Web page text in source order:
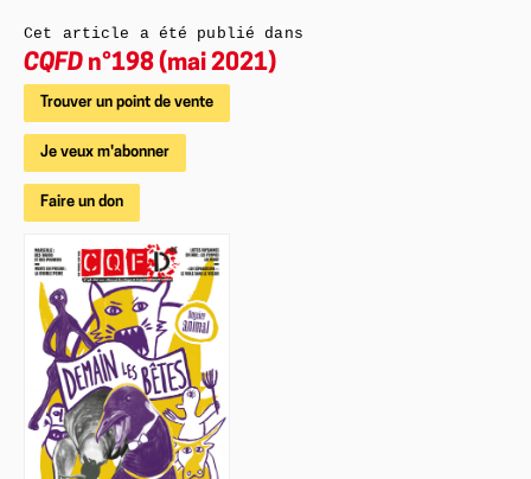
Cet article a été publié dans
CQFD n°198 (mai 2021)
Trouver un point de vente
Je veux m'abonner
Faire un don